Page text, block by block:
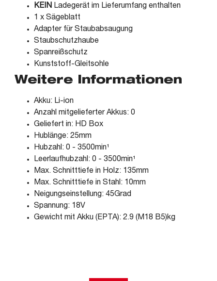
KEIN Ladegerät im Lieferumfang enthalten
1 x Sägeblatt
Adapter für Staubabsaugung
Staubschutzhaube
Spanreißschutz
Kunststoff-Gleitsohle
Weitere Informationen
Akku: Li-ion
Anzahl mitgelieferter Akkus: 0
Geliefert in: HD Box
Hublänge: 25mm
Hubzahl: 0 - 3500min¹
Leerlaufhubzahl: 0 - 3500min¹
Max. Schnitttiefe in Holz: 135mm
Max. Schnitttiefe in Stahl: 10mm
Neigungseinstellung: 45Grad
Spannung: 18V
Gewicht mit Akku (EPTA): 2.9 (M18 B5)kg